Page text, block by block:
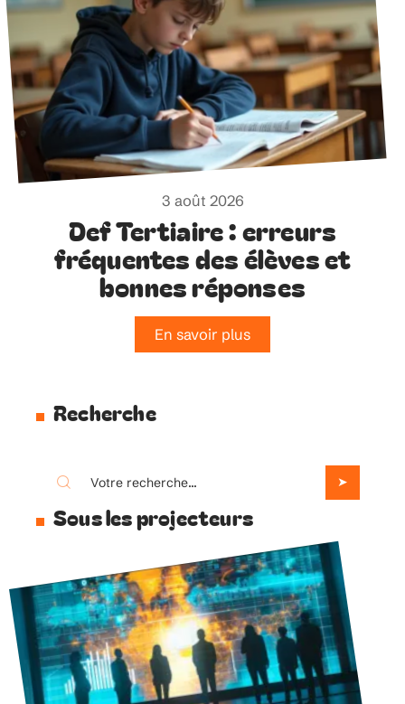
3 août 2026
Def Tertiaire : erreurs
fréquentes des élèves et
bonnes réponses
En savoir plus
Recherche
Sous les projecteurs